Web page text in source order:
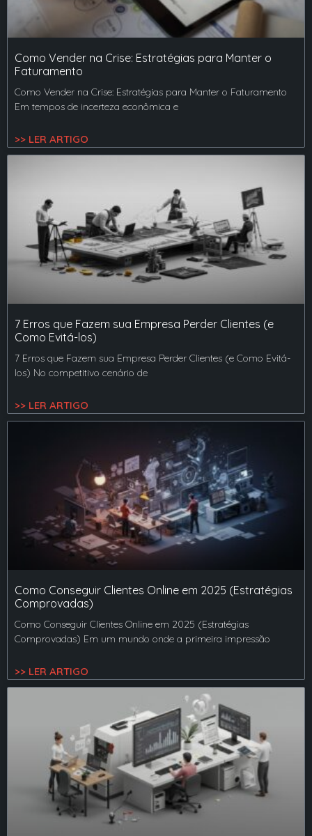
Como Vender na Crise: Estratégias para Manter o
Faturamento
Como Vender na Crise: Estratégias para Manter o Faturamento
Em tempos de incerteza econômica e
>> LER ARTIGO
7 Erros que Fazem sua Empresa Perder Clientes (e
Como Evitá-los)
7 Erros que Fazem sua Empresa Perder Clientes (e Como Evitá-
los) No competitivo cenário de
>> LER ARTIGO
Como Conseguir Clientes Online em 2025 (Estratégias
Comprovadas)
Como Conseguir Clientes Online em 2025 (Estratégias
Comprovadas) Em um mundo onde a primeira impressão
>> LER ARTIGO